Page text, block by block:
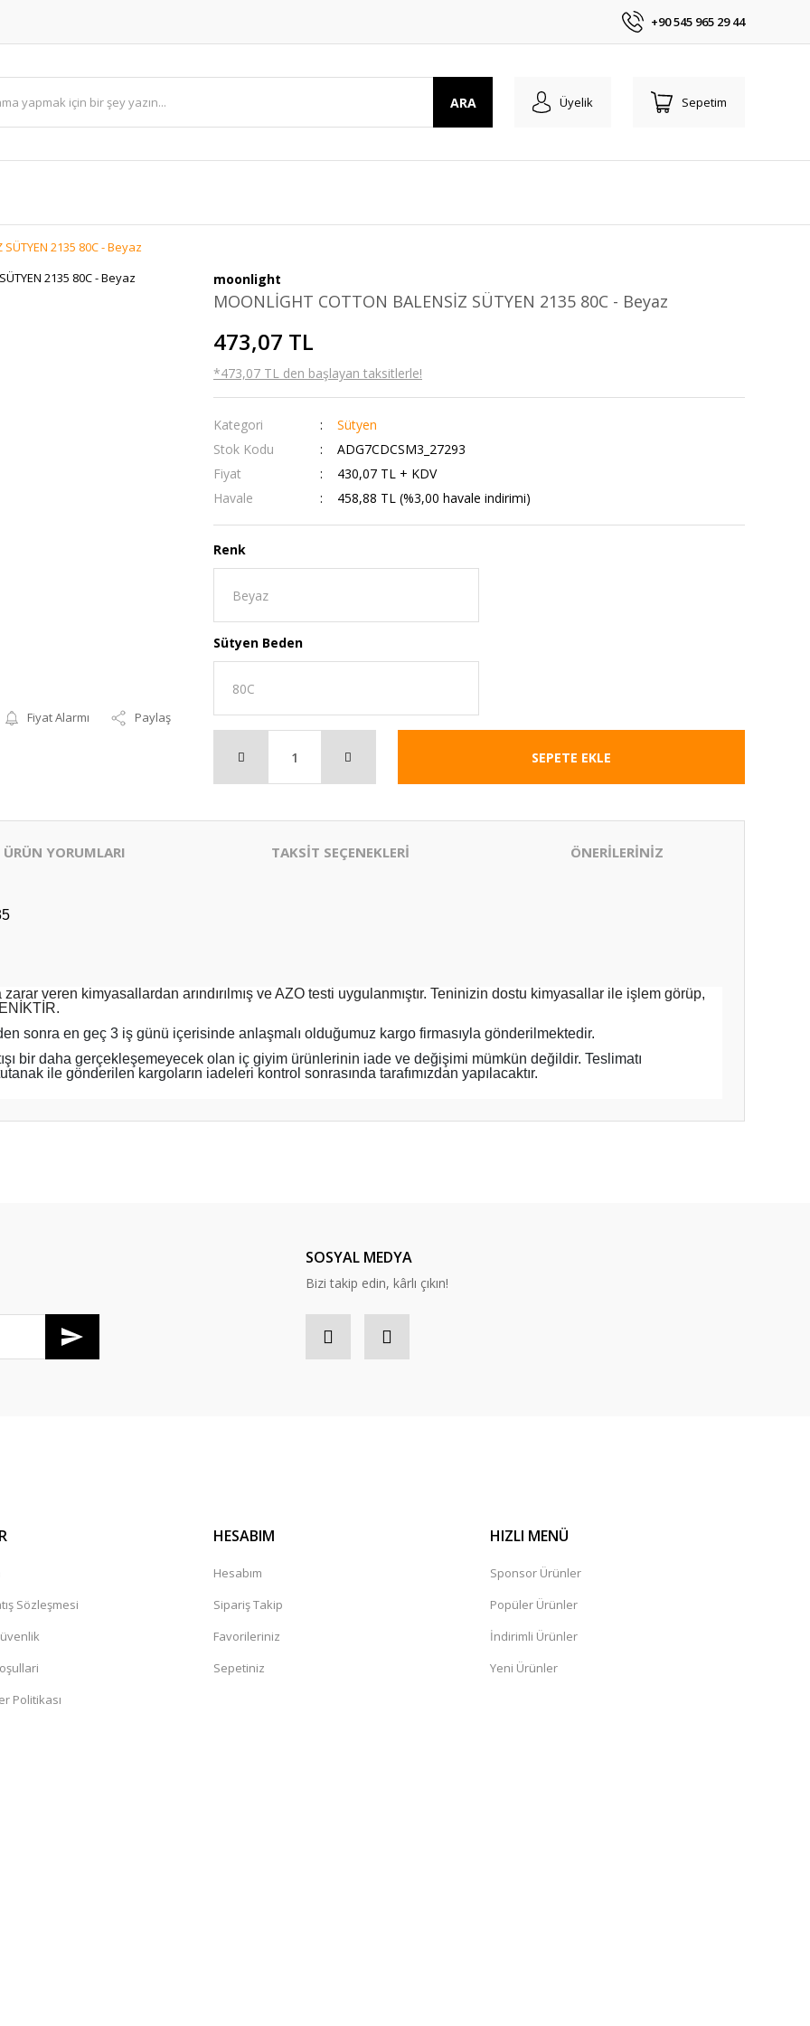
+90 545 965 29 44
ARA Üyelik Sepetim
2135 80C - Beyaz
Fiyat Alarmı Paylaş
moonlight
MOONLİGHT COTTON BALENSİZ SÜTYEN 2135 80C - Beyaz
473,07 TL
*473,07 TL den başlayan taksitlerle!
Kategori
Sütyen
Stok Kodu
ADG7CDCSM3_27293
Fiyat
430,07 TL + KDV
Havale
458,88 TL (%3,00 havale indirimi)
Renk
Sütyen Beden
SEPETE EKLE
ÜRÜN YORUMLARI TAKSİT SEÇENEKLERİ ÖNERİLERİNİZ
veren kimyasallardan arındırılmış ve AZO testi uygulanmıştır. Teninizin dostu kimyasallar ile işlem görüp,
sonra en geç 3 iş günü içerisinde anlaşmalı olduğumuz kargo firmasıyla gönderilmektedir.
bir daha gerçekleşemeyecek olan iç giyim ürünlerinin iade ve değişimi mümkün değildir. Teslimatı
ile gönderilen kargoların iadeleri kontrol sonrasında tarafımızdan yapılacaktır.
SOSYAL MEDYA
Bizi takip edin, kârlı çıkın!
Sözleşmesi
Politikası
HESABIM
Hesabım
Sipariş Takip
Favorileriniz
Sepetiniz
HIZLI MENÜ
Sponsor Ürünler
Popüler Ürünler
İndirimli Ürünler
Yeni Ürünler